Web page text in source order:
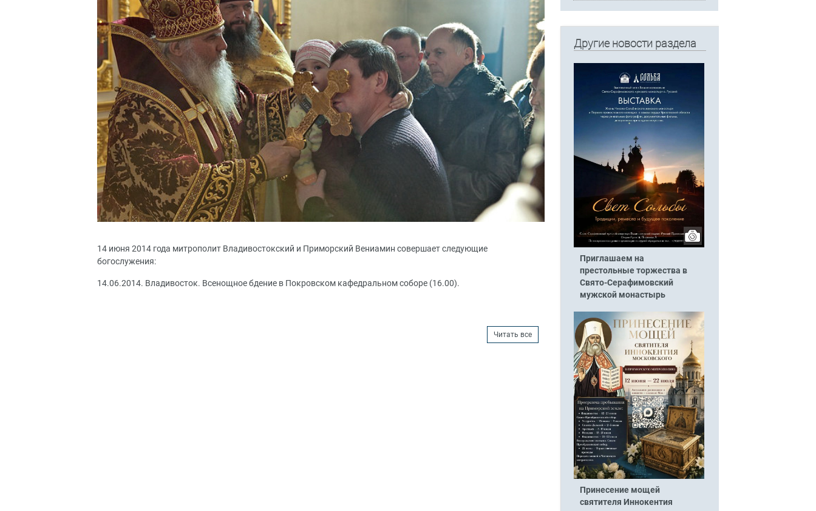
14 июня 2014 года митрополит Владивостокский и Приморский Вениамин совершает следующие
богослужения:
14.06.2014. Владивосток. Всенощное бдение в Покровском кафедральном соборе (16.00).
Читать все
Другие новости раздела
Приглашаем на
престольные торжества в
Свято-Серафимовский
мужской монастырь
Принесение мощей
святителя Иннокентия